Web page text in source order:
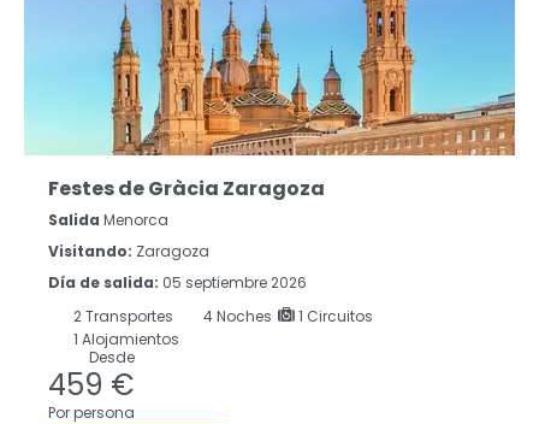
Festes de Gràcia Zaragoza
Salida Menorca
Visitando: Zaragoza
Día de salida: 05 septiembre 2026
2Transportes 4Noches
1 Circuitos
1 Alojamientos
Desde
459 €
Por persona